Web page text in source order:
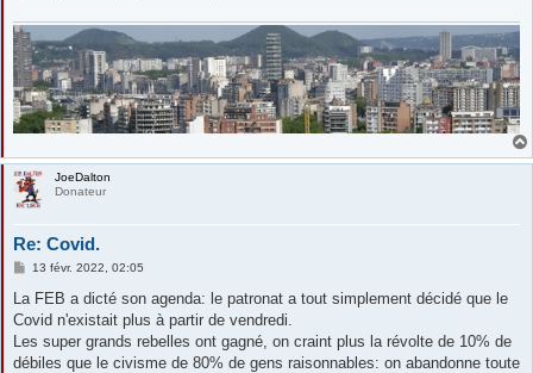
JoeDalton
Donateur
Re: Covid.
M
s
a
g
13 févr. 2022, 02:05
La FEB a dicté son agenda: le patronat a tout simplement décidé que le
Covid n'existait plus à partir de vendredi.
Les super grands rebelles ont gagné, on craint plus la révolte de 10% de
débiles que le civisme de 80% de gens raisonnables: on abandonne toute